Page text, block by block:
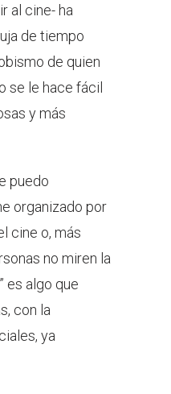
al cine- ha
de tiempo
de quien
se le hace fácil
y más
puedo
organizado por
cine o, más
no miren la
es algo que
con la
ya